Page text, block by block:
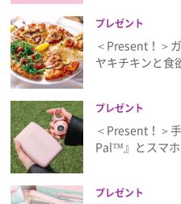
プレゼント
＜Present！＞
ヤキチキンと
プレゼント
＜Present！＞
Pal™』とスマ
プレゼント